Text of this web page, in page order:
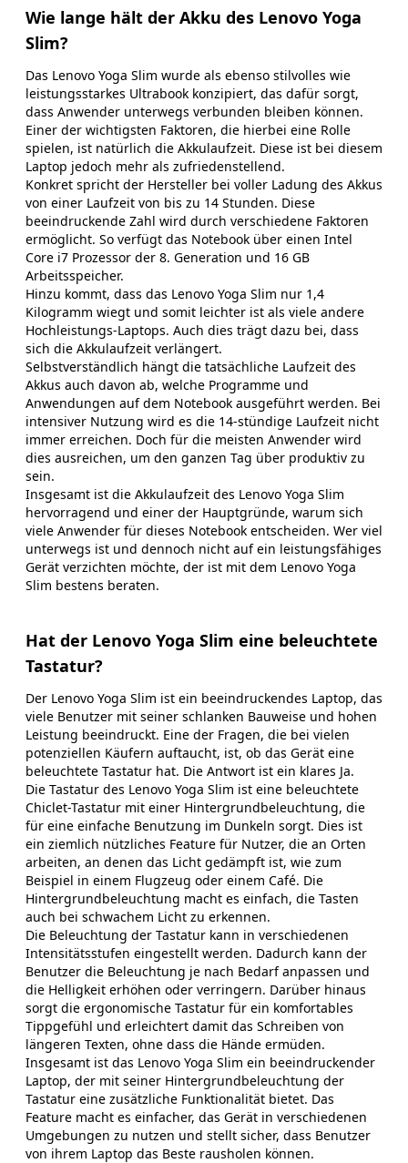
Wie lange hält der Akku des Lenovo Yoga
Slim?
Das Lenovo Yoga Slim wurde als ebenso stilvolles wie
leistungsstarkes Ultrabook konzipiert, das dafür sorgt,
dass Anwender unterwegs verbunden bleiben können.
Einer der wichtigsten Faktoren, die hierbei eine Rolle
spielen, ist natürlich die Akkulaufzeit. Diese ist bei diesem
Laptop jedoch mehr als zufriedenstellend.
Konkret spricht der Hersteller bei voller Ladung des Akkus
von einer Laufzeit von bis zu 14 Stunden. Diese
beeindruckende Zahl wird durch verschiedene Faktoren
ermöglicht. So verfügt das Notebook über einen Intel
Core i7 Prozessor der 8. Generation und 16 GB
Arbeitsspeicher.
Hinzu kommt, dass das Lenovo Yoga Slim nur 1,4
Kilogramm wiegt und somit leichter ist als viele andere
Hochleistungs-Laptops. Auch dies trägt dazu bei, dass
sich die Akkulaufzeit verlängert.
Selbstverständlich hängt die tatsächliche Laufzeit des
Akkus auch davon ab, welche Programme und
Anwendungen auf dem Notebook ausgeführt werden. Bei
intensiver Nutzung wird es die 14-stündige Laufzeit nicht
immer erreichen. Doch für die meisten Anwender wird
dies ausreichen, um den ganzen Tag über produktiv zu
sein.
Insgesamt ist die Akkulaufzeit des Lenovo Yoga Slim
hervorragend und einer der Hauptgründe, warum sich
viele Anwender für dieses Notebook entscheiden. Wer viel
unterwegs ist und dennoch nicht auf ein leistungsfähiges
Gerät verzichten möchte, der ist mit dem Lenovo Yoga
Slim bestens beraten.
Hat der Lenovo Yoga Slim eine beleuchtete
Tastatur?
Der Lenovo Yoga Slim ist ein beeindruckendes Laptop, das
viele Benutzer mit seiner schlanken Bauweise und hohen
Leistung beeindruckt. Eine der Fragen, die bei vielen
potenziellen Käufern auftaucht, ist, ob das Gerät eine
beleuchtete Tastatur hat. Die Antwort ist ein klares Ja.
Die Tastatur des Lenovo Yoga Slim ist eine beleuchtete
Chiclet-Tastatur mit einer Hintergrundbeleuchtung, die
für eine einfache Benutzung im Dunkeln sorgt. Dies ist
ein ziemlich nützliches Feature für Nutzer, die an Orten
arbeiten, an denen das Licht gedämpft ist, wie zum
Beispiel in einem Flugzeug oder einem Café. Die
Hintergrundbeleuchtung macht es einfach, die Tasten
auch bei schwachem Licht zu erkennen.
Die Beleuchtung der Tastatur kann in verschiedenen
Intensitätsstufen eingestellt werden. Dadurch kann der
Benutzer die Beleuchtung je nach Bedarf anpassen und
die Helligkeit erhöhen oder verringern. Darüber hinaus
sorgt die ergonomische Tastatur für ein komfortables
Tippgefühl und erleichtert damit das Schreiben von
längeren Texten, ohne dass die Hände ermüden.
Insgesamt ist das Lenovo Yoga Slim ein beeindruckender
Laptop, der mit seiner Hintergrundbeleuchtung der
Tastatur eine zusätzliche Funktionalität bietet. Das
Feature macht es einfacher, das Gerät in verschiedenen
Umgebungen zu nutzen und stellt sicher, dass Benutzer
von ihrem Laptop das Beste rausholen können.